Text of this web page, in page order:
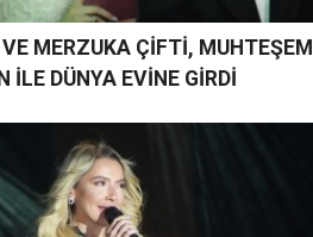
VE MERZUKA ÇİFTİ, MUHTEŞEM
İLE DÜNYA EVİNE GİRDİ